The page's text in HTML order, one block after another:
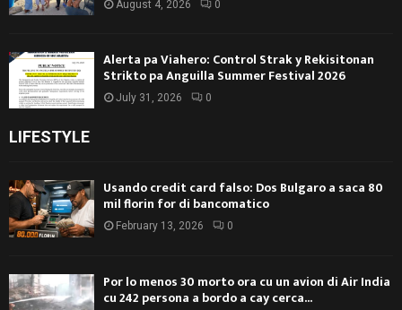
August 4, 2026 0
Alerta pa Viahero: Control Strak y Rekisitonan
Strikto pa Anguilla Summer Festival 2026
July 31, 2026 0
LIFESTYLE
Usando credit card falso: Dos Bulgaro a saca 80
mil florin for di bancomatico
February 13, 2026 0
Por lo menos 30 morto ora cu un avion di Air India
cu 242 persona a bordo a cay cerca...